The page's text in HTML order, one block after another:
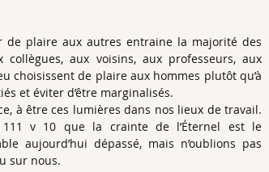
plaire aux autres entraine la majorité des
aux voisins, aux professeurs, aux
choisissent de plaire aux hommes plutôt qu’à
et éviter d’être marginalisés.
à être ces lumières dans nos lieux de travail.
v 10 que la crainte de l’Éternel est le
aujourd’hui dépassé, mais n’oublions pas
sur nous.